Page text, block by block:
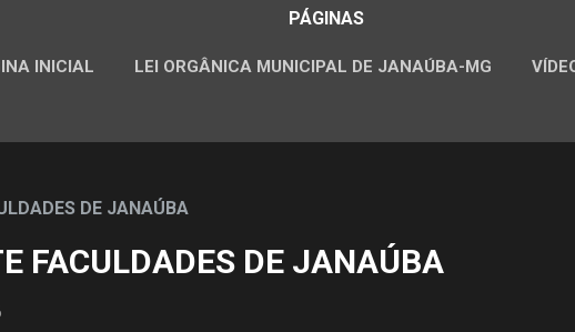
PÁGINAS
INICIAL LEI ORGÂNICA MUNICIPAL DE JANAÚBA-MG
DE JANAÚBA
FACULDADES DE JANAÚBA